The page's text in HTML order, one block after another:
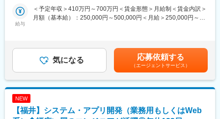
仕事があります。
＜キャリアドック制度＞
ザーが社内に働きかける事で希望する仕事への挑戦を後押ししま
す。
エンジニアの遣り甲斐を大切にする当社だからこその取り組みで
す。
＜FA制度＞
度です。
転職をする必要なく、社内での新しいキャリアを形成し、貴方の
意いたします。
いただきます。
■案件多数：
・サーバー設計、構築 /・ネットワーク設計、構築 /・セキュリテ
ィ設計、実装 /・サーバー、ネットワーク運用保守 など
■スキルアップ支援体制：
給与
＜予定年収＞410万円～700万円＜賃金形態＞月給制＜賃金内訳＞
月額（基本給）：250,000円～500,000円＜月給＞250,000円～
提示の実績もあります。賃金はあくまでも目安の金額であり、選
考を通じて上下する可能性があります。月給(月額)は固定手当を含
めた表記です。
気になる 応募依頼する
（エージェントサービス）
NEW
【福井】システム・アプリ開発（業務用もしくはWeb